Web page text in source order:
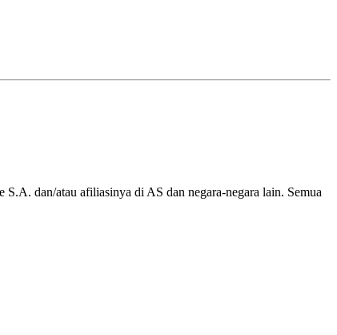
dan/atau afiliasinya di AS dan negara-negara lain. Semua